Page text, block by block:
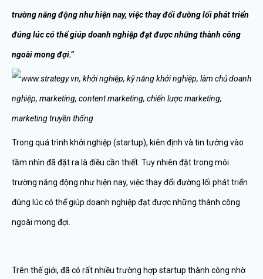
trường năng động như hiện nay, việc thay đổi đường lối phát triển
đúng lúc có thể giúp doanh nghiệp đạt được những thành công
ngoài mong đợi.”
Trong quá trình khởi nghiệp (startup), kiên định và tin tưởng vào
tầm nhìn đã đặt ra là điều cần thiết. Tuy nhiên đặt trong môi
trường năng động như hiện nay, việc thay đổi đường lối phát triển
đúng lúc có thể giúp doanh nghiệp đạt được những thành công
ngoài mong đợi.
Trên thế giới, đã có rất nhiều trường hợp startup thành công nhờ